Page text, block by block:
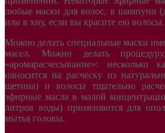
любые маски для волос, в шампуни
или в хну, если вы красите ею волосы.
Можно делать специальные маски
масел. Можно делать
«аромарасчесывание»: несколько
наносится на расческу из
щетина) и волосы тщательно
эфирные масла в малой
литров воды) применяются для
мытья головы.